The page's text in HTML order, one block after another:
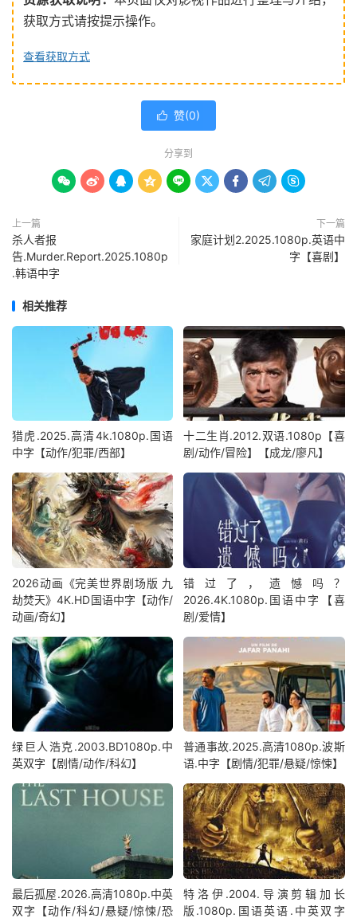
获取方式请按提示操作。
查看获取方式
 赞(0)
分享到
        
上一篇
杀人者报
告.Murder.Report.2025.1080p
.韩语中字
下一篇
家庭计划2.2025.1080p.英语中
字【喜剧】
相关推荐
猎虎.2025.高清4k.1080p.国语
中字【动作/犯罪/西部】
十二生肖.2012.双语.1080p【喜
剧/动作/冒险】【成龙/廖凡】
2026动画《完美世界剧场版 九
劫焚天》4K.HD国语中字【动作/
动画/奇幻】
错过了，遗憾吗？
2026.4K.1080p.国语中字【喜
剧/爱情】
绿巨人浩克.2003.BD1080p.中
英双字【剧情/动作/科幻】
普通事故.2025.高清1080p.波斯
语.中字【剧情/犯罪/悬疑/惊悚】
最后孤屋.2026.高清1080p.中英
双字【动作/科幻/悬疑/惊悚/恐
特洛伊.2004.导演剪辑加长
版.1080p.国语英语.中英双字